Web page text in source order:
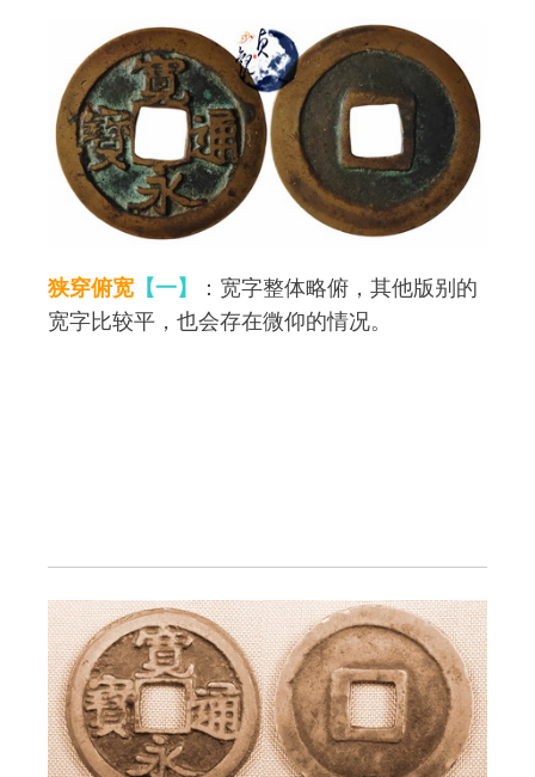
狭穿俯宽 【一】
：宽字整体略俯，其他版别的
宽字比较平，也会存在微仰的情况。